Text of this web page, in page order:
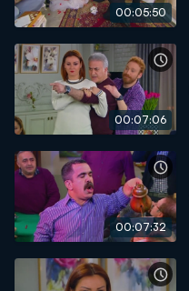
00:05:50
00:07:06
00:07:32